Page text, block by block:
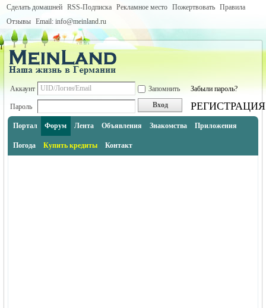
Сделать домашней RSS-Подписка Рекламное место Пожертвовать Правила
Отзывы Email: info@meinland.ru
Аккаунт Запомнить Забыли пароль?
Пароль Вход РЕГИСТРАЦИЯ
Портал Форум Лента Объявления Знакомства Приложения
Погода Купить кредиты Контакт